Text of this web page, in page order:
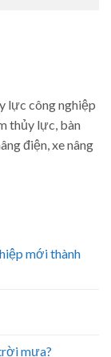
lực công nghiệp
thủy lực, bàn
điện, xe nâng
mới thành
mưa?